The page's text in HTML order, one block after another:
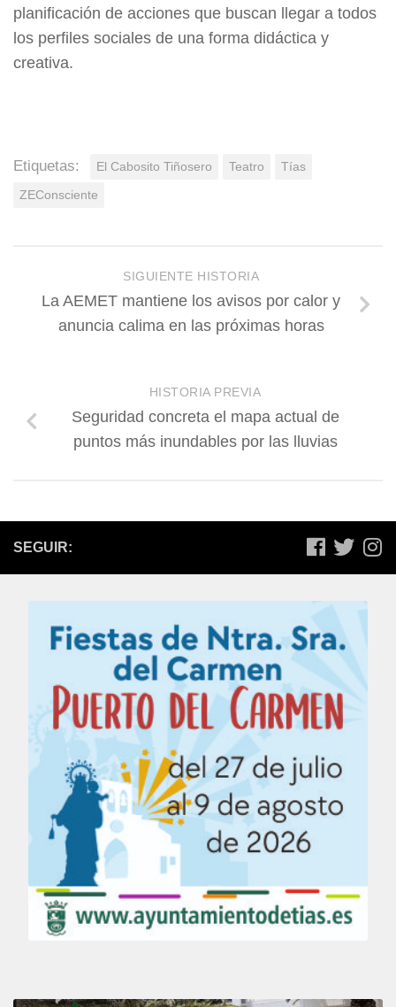
planificación de acciones que buscan llegar a todos
los perfiles sociales de una forma didáctica y
creativa.
Etiquetas: El Cabosito Tiñosero Teatro
Tías
ZEConsciente
SIGUIENTE HISTORIA
La AEMET mantiene los avisos por calor y
anuncia calima en las próximas horas
HISTORIA PREVIA
Seguridad concreta el mapa actual de
puntos más inundables por las lluvias
SEGUIR: